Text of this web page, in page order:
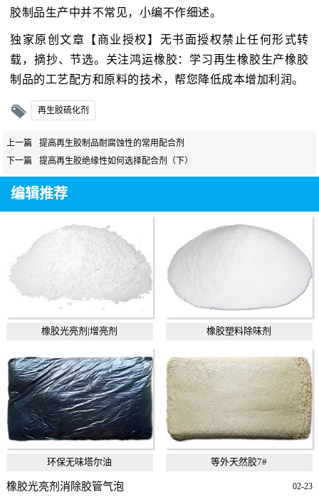
胶制品生产中并不常见，小编不作细述。
独家原创文章【商业授权】无书面授权禁止任何形式转
载，摘抄、节选。关注鸿运橡胶：学习再生橡胶生产橡胶
制品的工艺配方和原料的技术，帮您降低成本增加利润。
再生胶硫化剂
上一篇
提高再生胶制品耐腐蚀性的常用配合剂
下一篇
提高再生胶绝缘性如何选择配合剂（下）
编辑推荐
橡胶光亮剂|增亮剂 橡胶塑料除味剂
环保无味塔尔油 等外天然胶7#
02-23
橡胶光亮剂消除胶管气泡